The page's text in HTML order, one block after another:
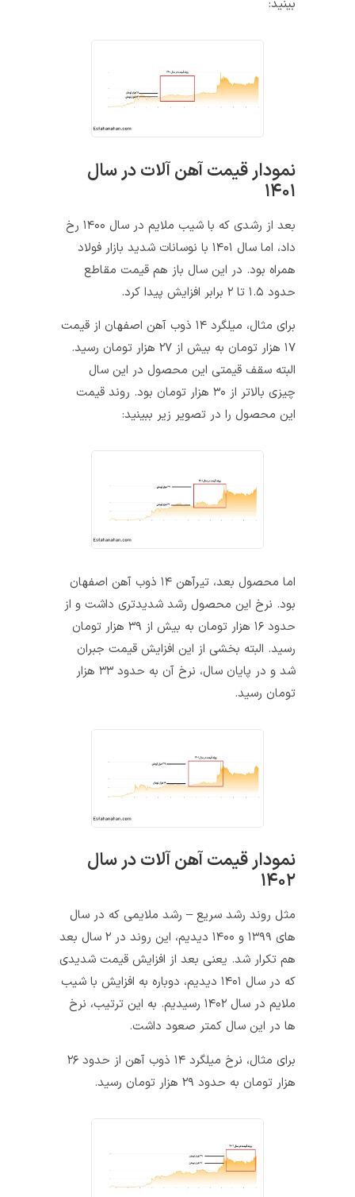
نمودار قیمت آهن آلات در سال
بعد از رشدی که با شیب ملایم در سال ۱۴۰۰ رخ
داد، اما سال ۱۴۰۱ با نوسانات شدید بازار فولاد
همراه بود. در این سال باز هم قیمت مقاطع
برای مثال، میلگرد ۱۴ ذوب آهن اصفهان از قیمت
۱۷ هزار تومان به بیش از ۲۷ هزار تومان رسید.
البته سقف قیمتی این محصول در این سال
چیزی بالاتر از ۳۰ هزار تومان بود. روند قیمت
این محصول را در تصویر زیر ببینید:
اما محصول بعد، تیرآهن ۱۴ ذوب آهن اصفهان
بود. نرخ این محصول رشد شدیدتری داشت و از
حدود ۱۶ هزار تومان به بیش از ۳۹ هزار تومان
رسید. البته بخشی از این افزایش قیمت جبران
شد و در پایان سال، نرخ آن به حدود ۳۳ هزار
تومان رسید.
نمودار قیمت آهن آلات در سال
مثل روند رشد سریع – رشد ملایمی که در سال
های ۱۳۹۹ و ۱۴۰۰ دیدیم، این روند در ۲ سال بعد
هم تکرار شد. یعنی بعد از افزایش قیمت شدیدی
که در سال ۱۴۰۱ دیدیم، دوباره به افزایش با شیب
ملایم در سال ۱۴۰۲ رسیدیم. به این ترتیب، نرخ
ها در این سال کمتر صعود داشت.
برای مثال، نرخ میلگرد ۱۴ ذوب آهن از حدود ۲۶
هزار تومان به حدود ۲۹ هزار تومان رسید.